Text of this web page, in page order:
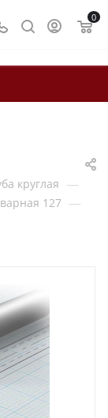
0
круглая —
127 —